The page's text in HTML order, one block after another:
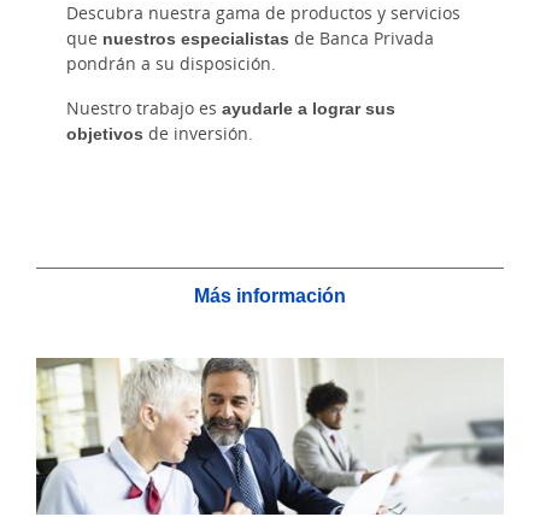
Descubra nuestra gama de productos y servicios
que nuestros especialistas de Banca Privada
pondrán a su disposición.
Nuestro trabajo es ayudarle a lograr sus
objetivos de inversión.
Más información